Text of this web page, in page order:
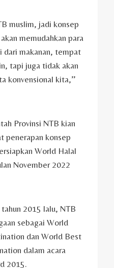
muslim, jadi konsep
memudahkan para
dari makanan, tempat
tapi juga tidak akan
konvensional kita,’’
Provinsi NTB kian
penerapan konsep
World Halal
November 2022
2015 lalu, NTB
sebagai World
dan World Best
dalam acara
2015.